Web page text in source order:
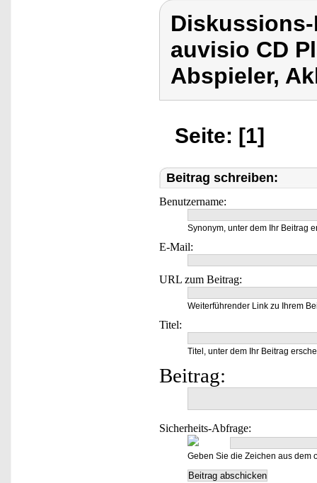
auvisio CD
Abspieler,
Seite: [1]
Beitrag schreiben:
Benutzername:
Synonym, unter dem Ihr Beitrag
E-Mail:
URL zum Beitrag:
Weiterführender Link zu Ihrem
Titel:
Titel, unter dem Ihr Beitrag
Beitrag:
Sicherheits-Abfrage:
Geben Sie die Zeichen aus dem